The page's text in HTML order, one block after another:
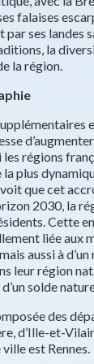
falaises
ses landes
la
la région.
régions
plus
que cet
2030, la
Cette
liée aux
aussi à
leur région
solde
des
d’Ille-et-
est Rennes.